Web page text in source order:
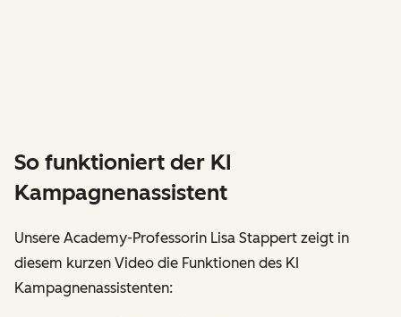
So funktioniert der KI
Kampagnenassistent
Unsere Academy-Professorin Lisa Stappert zeigt in
diesem kurzen Video die Funktionen des KI
Kampagnenassistenten: